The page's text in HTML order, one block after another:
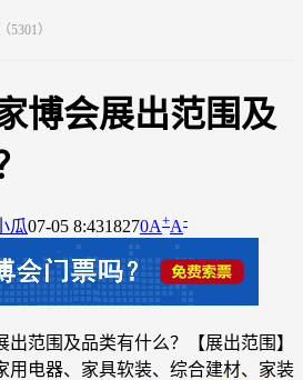
5301）
博会展出范围及
瓜07-05 8:4318270A+A-
出范围及品类有什么？【展出范围】
用电器、家具软装、综合建材、家装